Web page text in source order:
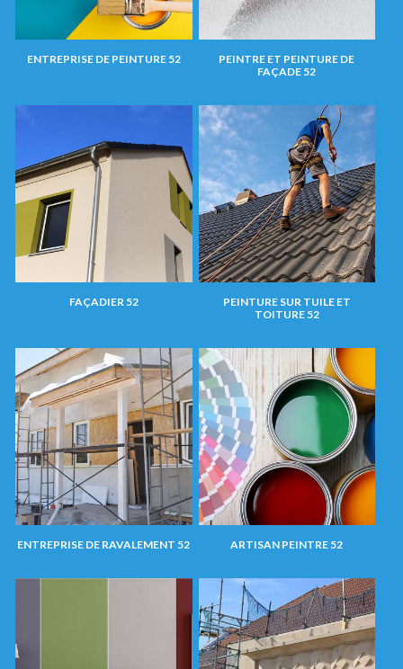
ENTREPRISE DE PEINTURE 52
PEINTRE ET PEINTURE DE
FAÇADE 52
FAÇADIER 52
PEINTURE SUR TUILE ET
TOITURE 52
ENTREPRISE DE RAVALEMENT 52 ARTISAN PEINTRE 52